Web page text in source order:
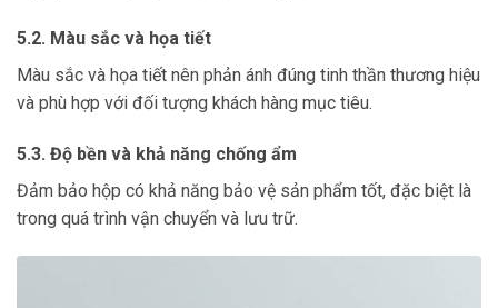
5.2. Màu sắc và họa tiết
Màu sắc và họa tiết nên phản ánh đúng tinh thần thương hiệu
và phù hợp với đối tượng khách hàng mục tiêu.
5.3. Độ bền và khả năng chống ẩm
Đảm bảo hộp có khả năng bảo vệ sản phẩm tốt, đặc biệt là
trong quá trình vận chuyển và lưu trữ.